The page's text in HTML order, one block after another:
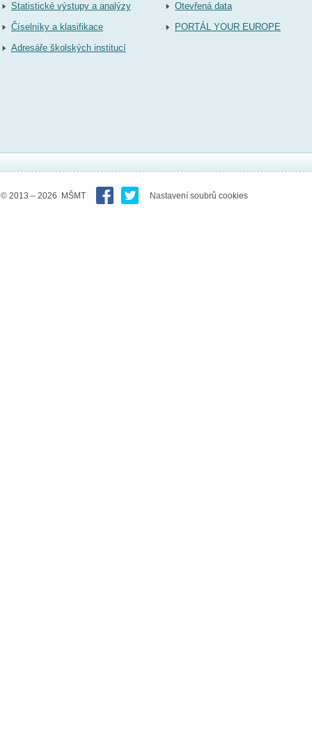
Statistické výstupy a analýzy
Číselníky a klasifikace
Adresáře školských institucí
Otevřená data
PORTÁL YOUR EUROPE
© 2013 – 2026 MŠMT Nastavení soubrů cookies